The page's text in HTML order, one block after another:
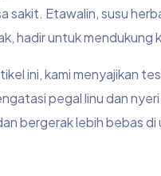
sakit. Etawalin, susu
hadir untuk mendukung
ini, kami menyajikan
pegal linu dan
bergerak lebih bebas di